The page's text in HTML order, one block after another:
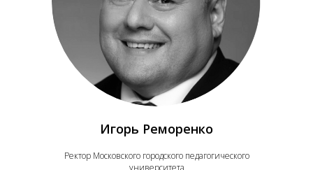
Игорь Реморенко
Ректор Московского городского педагогического
университета